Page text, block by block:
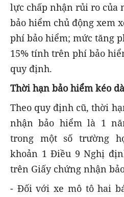
lực chấp nhận rủi ro của
bảo hiểm chủ động xem
phí bảo hiểm; mức tăng
15% tính trên phí bảo
quy định.
Thời hạn bảo hiểm kéo
Theo quy định cũ, thời
nhận bảo hiểm là 1
trong một số trường
khoản 1 Điều 9 Nghị
trên Giấy chứng nhận
- Đối với xe mô tô hai